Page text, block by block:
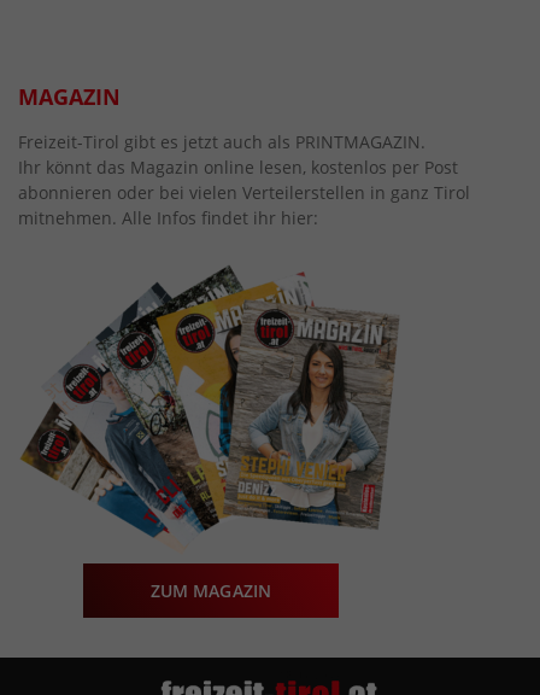
MAGAZIN
Freizeit-Tirol gibt es jetzt auch als PRINTMAGAZIN.
Ihr könnt das Magazin online lesen, kostenlos per Post
abonnieren oder bei vielen Verteilerstellen in ganz Tirol
mitnehmen. Alle Infos findet ihr hier:
ZUM MAGAZIN